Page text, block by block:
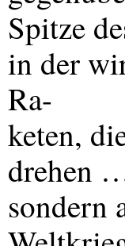
Spitze
in der
Ra-
keten,
drehen
sondern